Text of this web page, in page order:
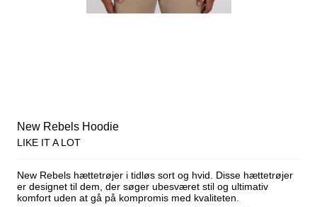
New Rebels Hoodie
LIKE IT A LOT
New Rebels hættetrøjer i tidløs sort og hvid. Disse hættetrøjer
er designet til dem, der søger ubesværet stil og ultimativ
komfort uden at gå på kompromis med kvaliteten.